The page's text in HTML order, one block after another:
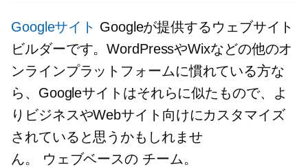
Googleサイト Googleが提供するウェブサイト
ビルダーです。WordPressやWixなどの他のオ
ンラインプラットフォームに慣れている方な
ら、Googleサイトはそれらに似たもので、よ
りビジネスやWebサイト向けにカスタマイズ
されていると思うかもしれませ
ん。
ウェブベースの チーム。